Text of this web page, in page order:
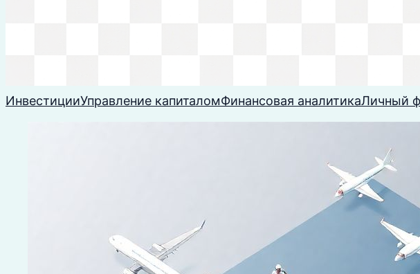
ИнвестицииУправление капиталомФинансовая аналитикаЛичный